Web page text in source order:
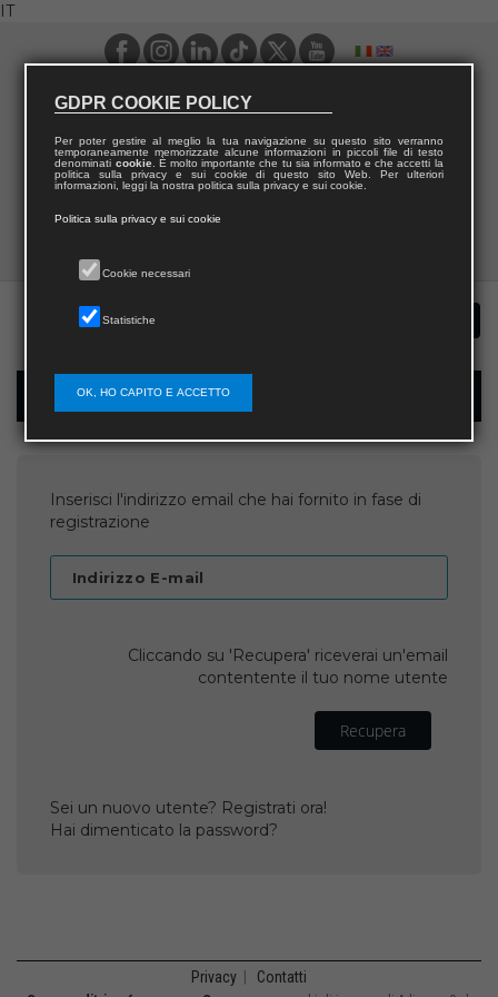
IT
Recupera username
Inserisci l'indirizzo email che hai fornito in fase di
registrazione
Indirizzo E-mail
Cliccando su 'Recupera' riceverai un'email
contentente il tuo nome utente
Recupera
Sei un nuovo utente? Registrati ora!
Hai dimenticato la password?
Privacy Contatti
GDPR COOKIE POLICY
Per poter gestire al meglio la tua navigazione su questo sito verranno
temporaneamente memorizzate alcune informazioni in piccoli file di testo
denominati cookie. È molto importante che tu sia informato e che accetti la
politica sulla privacy e sui cookie di questo sito Web. Per ulteriori
informazioni, leggi la nostra politica sulla privacy e sui cookie.
Politica sulla privacy e sui cookie
Cookie necessari
Statistiche
OK, HO CAPITO E ACCETTO